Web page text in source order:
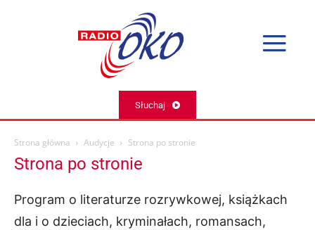
Słuchaj
Strona główna Audycje Strona po stronie
Strona po stronie
Program o literaturze rozrywkowej, książkach
dla i o dzieciach, kryminałach, romansach,